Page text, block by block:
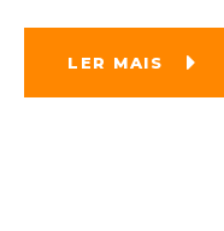
LER MAIS